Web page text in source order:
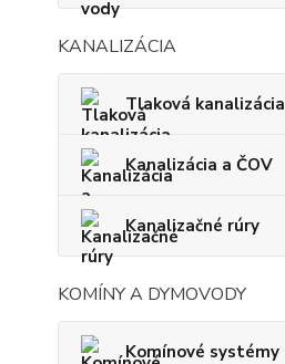
KANALIZÁCIA
Tlaková kanalizácia
Kanalizácia a ČOV
Kanalizačné rúry
KOMÍNY A DYMOVODY
Komínové systémy